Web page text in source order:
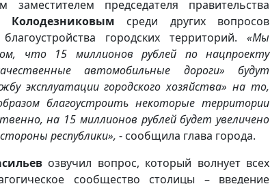
председателя правительства
Колодезниковым среди других вопросов
городских территорий. «Мы
что 15 миллионов рублей по нацпроекту
автомобильные дороги» будут
эксплуатации городского хозяйства» на то,
благоустроить некоторые территории
на 15 миллионов рублей будет увеличено
республики», - сообщила глава города.
озвучил вопрос, который волнует всех
сообщество столицы – введение